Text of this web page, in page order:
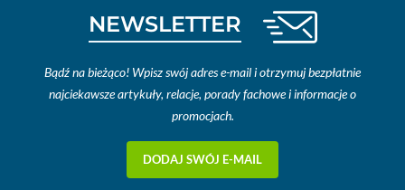
NEWSLETTER
Bądź na bieżąco! Wpisz swój adres e-mail i otrzymuj bezpłatnie
najciekawsze artykuły, relacje, porady fachowe i informacje o
promocjach.
DODAJ SWÓJ E-MAIL